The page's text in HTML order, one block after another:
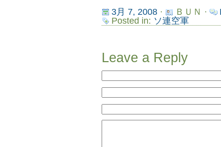
3月 7, 2008· ＢＵＮ ·
Posted in: ソ連空軍
Leave a Reply